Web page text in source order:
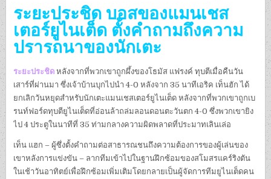
ระยะประชิด บอสของแมนเชส
เตอร์ยูไนเต็ด ตั้งคําถามถึงความ
ปรารถนาของนักเตะ
ระยะประชิด หลังจากที่พวกเขาถูกผึ้งของโธมัส แฟรงค์ ทุบตีเมื่อคืนวัน
เสาร์ที่ผ่านมา ซึ่งเจ้าบ้านบุกไปนํา 4-0 หลังจาก 35 นาทีเอริค เท็นฮัก ได้
ยกเลิกวันหยุดสําหรับนักเตะแมนเชสเตอร์ยูไนเต็ด หลังจากที่พวกเขาถูกเบ
รนท์ฟอร์ดทุบตียูไนเต็ดที่อ่อนล้าถล่มลอนดอนตะวันตก 4-0 ซึ่งพวกเขายิง
ไป 4 ประตูในนาทีที่ 35 ท่ามกลางความผิดพลาดที่ประมาทเลินเล่อ
เท็น แฮก – ผู้ซึ่งตั้งคําถามต่อสาธารณชนถึงความต้องการของผู้เล่นของ
เขาหลังการแข่งขัน – ลากทีมเข้าไปในฐานฝึกซ้อมของสโมสรแคร์ริงตัน
ในเช้าวันอาทิตย์เพื่อฝึกซ้อมเพิ่มเติมโดยกลายเป็นผู้จัดการทีมยูไนเต็ดคน